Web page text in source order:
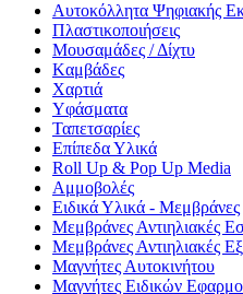
Αυτοκόλλητα Ψηφιακής
Πλαστικοποιήσεις
Μουσαμάδες / Δίχτυ
Kαμβάδες
Χαρτιά
Yφάσματα
Ταπετσαρίες
Επίπεδα Υλικά
Roll Up & Pop Up Media
Αμμοβολές
Ειδικά Υλικά - Μεμβράνες
Μεμβράνες Αντιηλιακές
Μεμβράνες Αντιηλιακές
Μαγνήτες Αυτοκινήτου
Μαγνήτες Ειδικών